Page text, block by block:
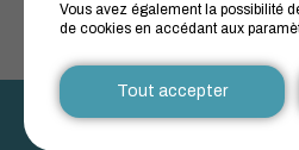
Vous avez également la possibilité
de cookies en accédant aux
Tout accepter